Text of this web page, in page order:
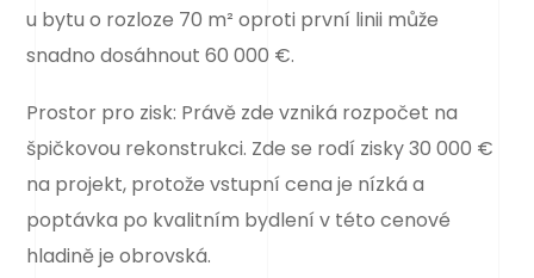
u bytu o rozloze 70 m² oproti první linii může
snadno dosáhnout 60 000 €.
Prostor pro zisk: Právě zde vzniká rozpočet na
špičkovou rekonstrukci. Zde se rodí zisky 30 000 €
na projekt, protože vstupní cena je nízká a
poptávka po kvalitním bydlení v této cenové
hladině je obrovská.